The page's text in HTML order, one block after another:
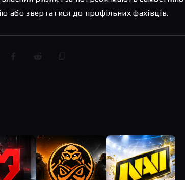
або звертатися до профільних фахівців.